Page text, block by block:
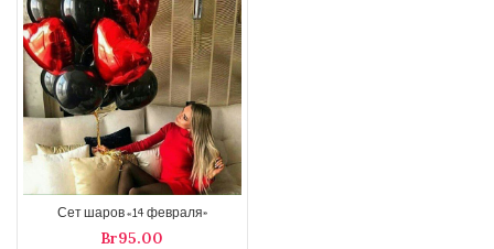
Сет шаров «14 февраля»
Br